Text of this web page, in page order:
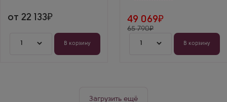
фруктовый и
от 22 133
1 В корзину
невероятно
глубокий, аромат —
симфония шоколада
и сухофруктов. Вкус
бесконечный,
49 069
65 790
1
В корзину
Загрузить ещё